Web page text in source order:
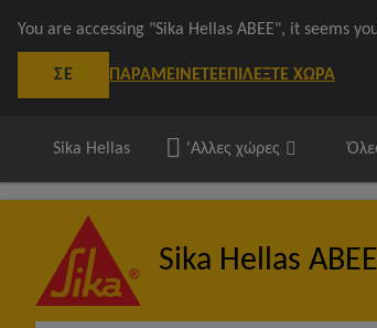
You are accessing "Sika Hellas ΑΒΕΕ", it seems
ΣΕ ΠΑΡΑΜΕΊΝΕΤΕΕΠΙΛΈΞΤΕ ΧΏΡΑ
Sika Hellas 'Αλλες χώρες
Sika Hellas ΑΒΕΕ